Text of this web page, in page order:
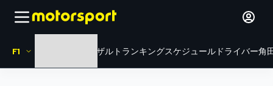
F1 リザルト ランキングスケジュール ドライバー角